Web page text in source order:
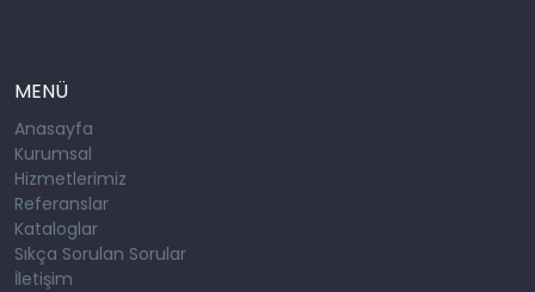
MENÜ
Anasayfa
Kurumsal
Hizmetlerimiz
Referanslar
Kataloglar
Sıkça Sorulan Sorular
İletişim